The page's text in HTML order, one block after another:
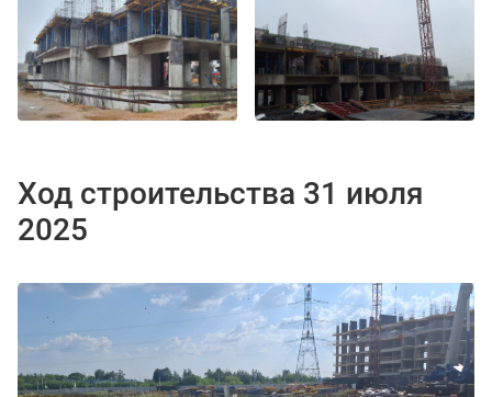
Ход строительства 31 июля
2025